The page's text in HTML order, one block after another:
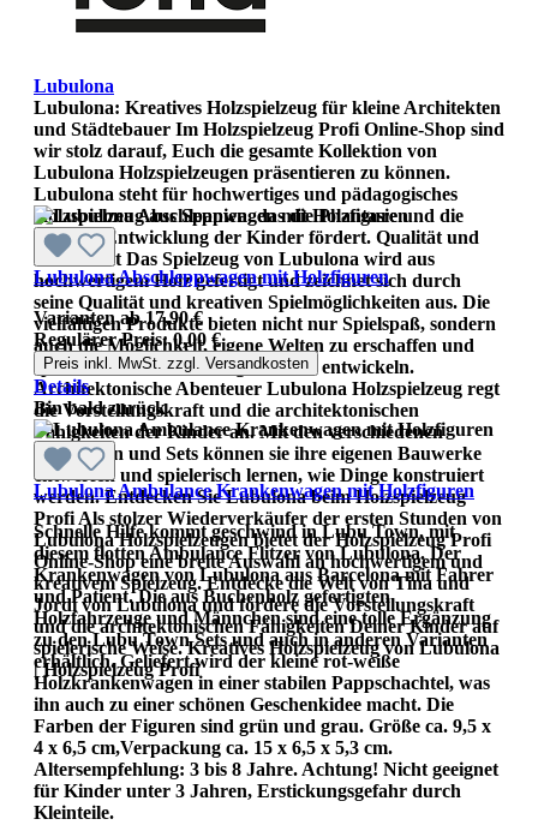
Lubulona
Lubulona: Kreatives Holzspielzeug für kleine Architekten
und Städtebauer Im Holzspielzeug Profi Online-Shop sind
wir stolz darauf, Euch die gesamte Kollektion von
Lubulona Holzspielzeugen präsentieren zu können.
Lubulona steht für hochwertiges und pädagogisches
Holzspielzeug aus Spanien, das die Phantasie und die
kreative Entwicklung der Kinder fördert. Qualität und
Kreativität Das Spielzeug von Lubulona wird aus
hochwertigem Holz gefertigt und zeichnet sich durch
seine Qualität und kreativen Spielmöglichkeiten aus. Die
vielfältigen Produkte bieten nicht nur Spielspaß, sondern
auch die Möglichkeit, eigene Welten zu erschaffen und
spielerisch die Vorstellungskraft zu entwickeln.
Architektonische Abenteuer Lubulona Holzspielzeug regt
die Vorstellungskraft und die architektonischen
Fähigkeiten der Kinder an. Mit den verschiedenen
Bausteinen und Sets können sie ihre eigenen Bauwerke
entwerfen und spielerisch lernen, wie Dinge konstruiert
werden. Entdecken Sie Lubulona beim Holzspielzeug
Profi Als stolzer Wiederverkäufer der ersten Stunden von
Lubulona Holzspielzeugen bietet der Holzspielzeug Profi
Online-Shop eine breite Auswahl an hochwertigem und
kreativem Spielzeug. Entdecke die Welt von Tina und
Jordi von Lubulona und fördere die Vorstellungskraft
und die architektonischen Fähigkeiten Deiner Kinder auf
spielerische Weise. Kreatives Holzspielzeug von Lubulona
| Holzspielzeug Profi
Lubulona Abschleppwagen mit Holzfiguren
Varianten ab17,90 €
Regulärer Preis:0,00 €
Preis inkl. MwSt. zzgl. Versandkosten
Details
Bin bald zurück
Lubulona Ambulance Krankenwagen mit Holzfiguren
Schnelle Hilfe kommt geschwind in Lubu Town, mit
diesem flotten Ambulance Flitzer von Lubulona. Der
Krankenwagen von Lubulona aus Barcelona mit Fahrer
und Patient. Die aus Buchenholz gefertigten
Holzfahrzeuge und Männchen sind eine tolle Ergänzung
zu den Lubu Town Sets und auch in anderen Varianten
erhältlich. Geliefert wird der kleine rot-weiße
Holzkrankenwagen in einer stabilen Pappschachtel, was
ihn auch zu einer schönen Geschenkidee macht. Die
Farben der Figuren sind grün und grau. Größe ca. 9,5 x
4 x 6,5 cm,Verpackung ca. 15 x 6,5 x 5,3 cm.
Altersempfehlung: 3 bis 8 Jahre. Achtung! Nicht geeignet
für Kinder unter 3 Jahren, Erstickungsgefahr durch
Kleinteile.